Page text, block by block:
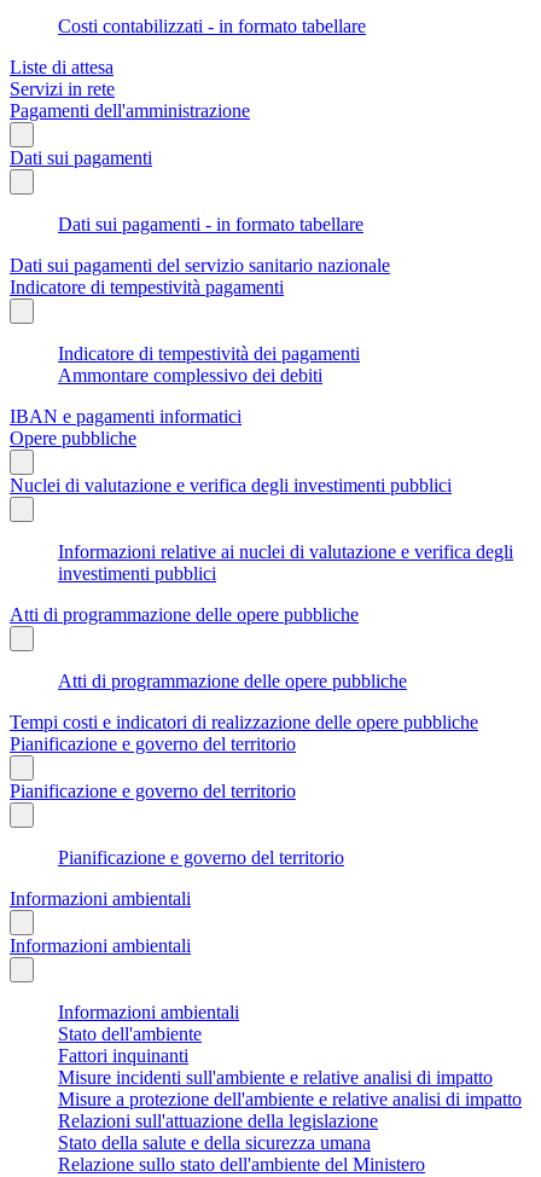
Costi contabilizzati - in formato tabellare
Liste di attesa
Servizi in rete
Pagamenti dell'amministrazione
Dati sui pagamenti
Dati sui pagamenti - in formato tabellare
Dati sui pagamenti del servizio sanitario nazionale
Indicatore di tempestività pagamenti
Indicatore di tempestività dei pagamenti
Ammontare complessivo dei debiti
IBAN e pagamenti informatici
Opere pubbliche
Nuclei di valutazione e verifica degli investimenti pubblici
Informazioni relative ai nuclei di valutazione e verifica degli
investimenti pubblici
Atti di programmazione delle opere pubbliche
Atti di programmazione delle opere pubbliche
Tempi costi e indicatori di realizzazione delle opere pubbliche
Pianificazione e governo del territorio
Pianificazione e governo del territorio
Pianificazione e governo del territorio
Informazioni ambientali
Informazioni ambientali
Informazioni ambientali
Stato dell'ambiente
Fattori inquinanti
Misure incidenti sull'ambiente e relative analisi di impatto
Misure a protezione dell'ambiente e relative analisi di impatto
Relazioni sull'attuazione della legislazione
Stato della salute e della sicurezza umana
Relazione sullo stato dell'ambiente del Ministero